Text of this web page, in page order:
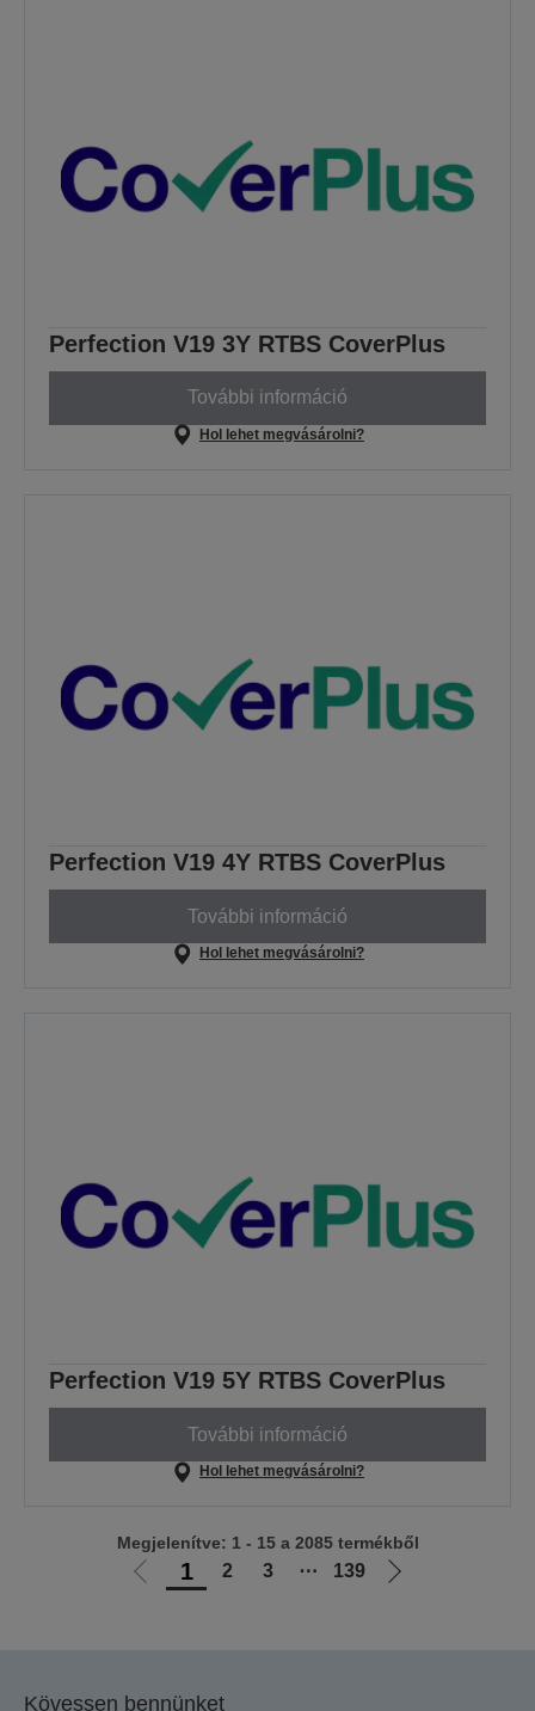
Perfection V19 3Y RTBS CoverPlus
További információ
Hol lehet megvásárolni?
Perfection V19 4Y RTBS CoverPlus
További információ
Hol lehet megvásárolni?
Perfection V19 5Y RTBS CoverPlus
További információ
Hol lehet megvásárolni?
Előző
1 2 3 ⋯ 139
Következő
Megjelenítve: 1 - 15 a 2085 termékből
Kövessen bennünket